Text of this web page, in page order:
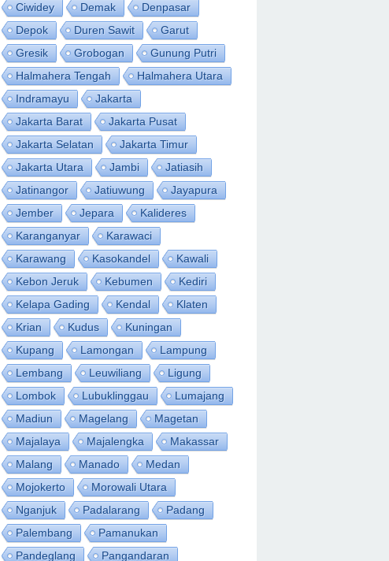
Ciwidey
Demak
Denpasar
Depok
Duren Sawit
Garut
Gresik
Grobogan
Gunung Putri
Halmahera Tengah
Halmahera Utara
Indramayu
Jakarta
Jakarta Barat
Jakarta Pusat
Jakarta Selatan
Jakarta Timur
Jakarta Utara
Jambi
Jatiasih
Jatinangor
Jatiuwung
Jayapura
Jember
Jepara
Kalideres
Karanganyar
Karawaci
Karawang
Kasokandel
Kawali
Kebon Jeruk
Kebumen
Kediri
Kelapa Gading
Kendal
Klaten
Krian
Kudus
Kuningan
Kupang
Lamongan
Lampung
Lembang
Leuwiliang
Ligung
Lombok
Lubuklinggau
Lumajang
Madiun
Magelang
Magetan
Majalaya
Majalengka
Makassar
Malang
Manado
Medan
Mojokerto
Morowali Utara
Nganjuk
Padalarang
Padang
Palembang
Pamanukan
Pandeglang
Pangandaran